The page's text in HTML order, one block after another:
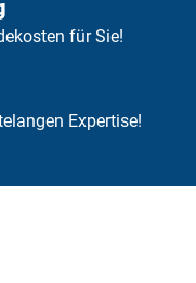
für Sie!
Expertise!